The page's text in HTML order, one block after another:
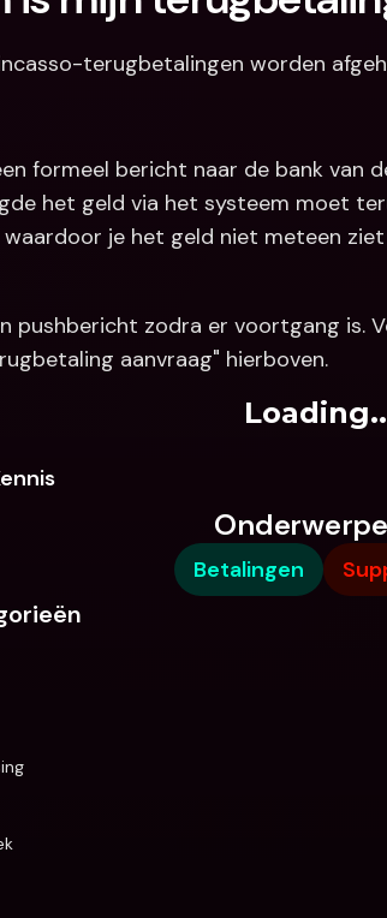
terugbetalingen worden
formeel bericht naar de bank van
het geld via het systeem moet
je het geld niet meteen
pushbericht zodra er voortgang is.
aanvraag" hierboven.
Betalingen